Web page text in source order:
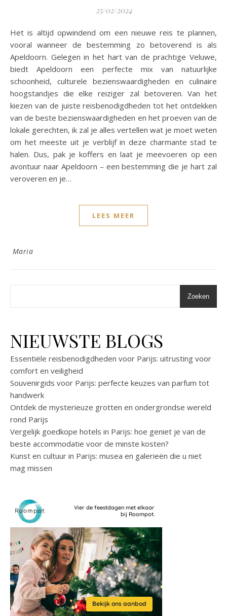
25/02/2024
Het is altijd opwindend om een nieuwe reis te plannen,
vooral wanneer de bestemming zo betoverend is als
Apeldoorn. Gelegen in het hart van de prachtige Veluwe,
biedt Apeldoorn een perfecte mix van natuurlijke
schoonheid, culturele bezienswaardigheden en culinaire
hoogstandjes die elke reiziger zal betoveren. Van het
kiezen van de juiste reisbenodigdheden tot het ontdekken
van de beste bezienswaardigheden en het proeven van de
lokale gerechten, ik zal je alles vertellen wat je moet weten
om het meeste uit je verblijf in deze charmante stad te
halen. Dus, pak je koffers en laat je meevoeren op een
avontuur naar Apeldoorn – een bestemming die je hart zal
veroveren en je…
LEES MEER
Maria
Zoeken
NIEUWSTE BLOGS
Essentiële reisbenodigdheden voor Parijs: uitrusting voor
comfort en veiligheid
Souvenirgids voor Parijs: perfecte keuzes van parfum tot
handwerk
Ontdek de mysterieuze grotten en ondergrondse wereld
rond Parijs
Vergelijk goedkope hotels in Parijs: hoe geniet je van de
beste accommodatie voor de minste kosten?
Kunst en cultuur in Parijs: musea en galerieën die u niet
mag missen